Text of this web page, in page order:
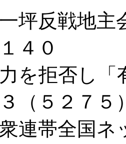
坪反戦地主
４０
を拒否し「
（５２７５
連帯全国ネ